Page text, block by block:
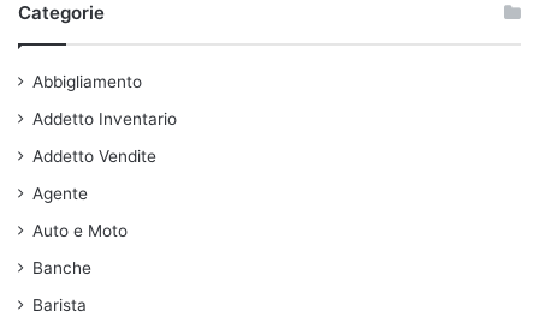
Categorie
Abbigliamento
Addetto Inventario
Addetto Vendite
Agente
Auto e Moto
Banche
Barista